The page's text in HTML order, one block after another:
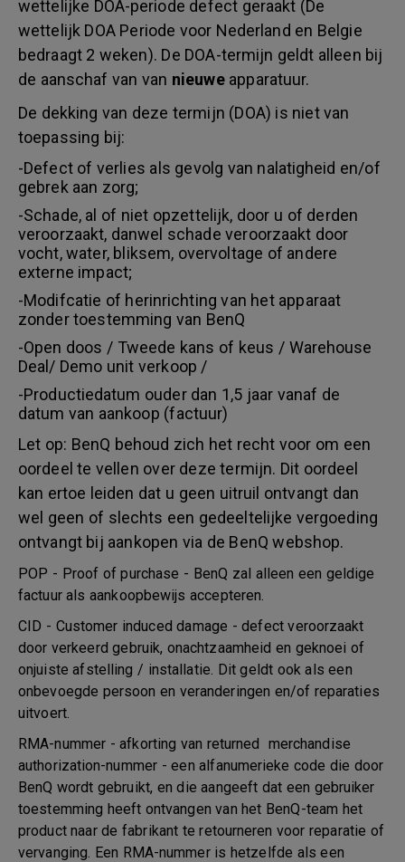
wettelijke DOA-periode defect geraakt (De
wettelijk DOA Periode voor Nederland en Belgie
bedraagt 2 weken). De DOA-termijn geldt alleen bij
de aanschaf van van nieuweapparatuur.
De dekking van deze termijn (DOA) is niet van
toepassing bij:
-Defect of verlies als gevolg van nalatigheid en/of
gebrek aan zorg;
-Schade, al of niet opzettelijk, door u of derden
veroorzaakt, danwel schade veroorzaakt door
vocht, water, bliksem, overvoltage of andere
externe impact;
-Modifcatie of herinrichting van het apparaat
zonder toestemming van BenQ
-Open doos / Tweede kans of keus / Warehouse
Deal/ Demo unit verkoop /
-Productiedatum ouder dan 1,5 jaar vanaf de
datum van aankoop (factuur)
Let op: BenQ behoud zich het recht voor om een
oordeel te vellen over deze termijn. Dit oordeel
kan ertoe leiden dat u geen uitruil ontvangt dan
wel geen of slechts een gedeeltelijke vergoeding
ontvangt bij aankopen via de BenQ webshop.
POP - Proof of purchase - BenQ zal alleen een geldige
factuur als aankoopbewijs accepteren.
CID - Customer induced damage - defect veroorzaakt
door verkeerd gebruik, onachtzaamheid en geknoei of
onjuiste afstelling / installatie. Dit geldt ook als een
onbevoegde persoon en veranderingen en/of reparaties
uitvoert.
RMA-nummer - afkorting van returned merchandise
authorization-nummer - een alfanumerieke code die door
BenQ wordt gebruikt, en die aangeeft dat een gebruiker
toestemming heeft ontvangen van het BenQ-team het
product naar de fabrikant te retourneren voor reparatie of
vervanging. Een RMA-nummer is hetzelfde als een